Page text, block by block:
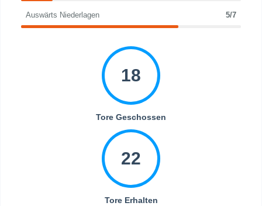
Auswärts Niederlagen 5/7
18
Tore Geschossen
22
Tore Erhalten